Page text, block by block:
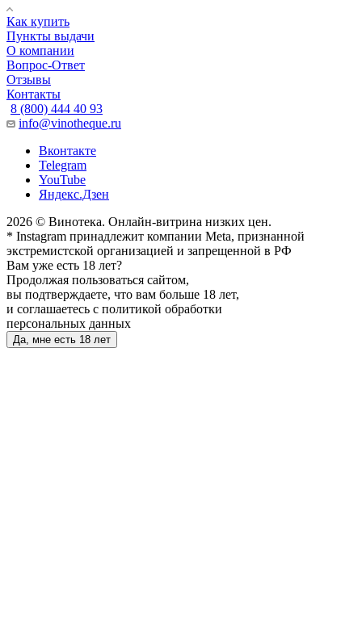
Как купить
Пункты выдачи
О компании
Вопрос-Ответ
Отзывы
Контакты
8 (800) 444 40 93
info@vinotheque.ru
Вконтакте
Telegram
YouTube
Яндекс.Дзен
2026 © Винотека. Онлайн-витрина низких цен.
* Instagram принадлежит компании Meta, признанной
экстремистской организацией и запрещенной в РФ
Вам уже есть 18 лет?
Продолжая пользоваться сайтом,
вы подтверждаете, что вам больше 18 лет,
и соглашаетесь с политикой обработки
персональных данных
Да, мне есть 18 лет